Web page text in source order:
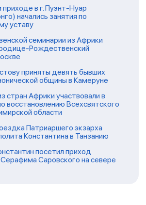
в г. Пуэнт-Нуар
начались занятия по
уставу
семинарии из Африки
Рождественский
приняты девять бывших
общины в Камеруне
стран Африки участвовали в
восстановлению Всехсвятского
области
Патриаршего экзарха
Константина в Танзанию
посетил приход
Саровского на севере